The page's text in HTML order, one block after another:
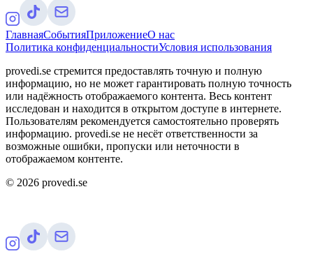
ГлавнаяСобытияПриложениеО нас
Политика конфиденциальностиУсловия использования
provedi.se стремится предоставлять точную и полную
информацию, но не может гарантировать полную точность
или надёжность отображаемого контента. Весь контент
исследован и находится в открытом доступе в интернете.
Пользователям рекомендуется самостоятельно проверять
информацию. provedi.se не несёт ответственности за
возможные ошибки, пропуски или неточности в
отображаемом контенте.
© 2026 provedi.se